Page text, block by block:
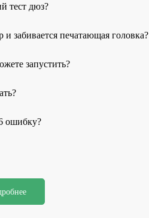
тест дюз?
забивается печатающая головка?
запустить?
ошибку?